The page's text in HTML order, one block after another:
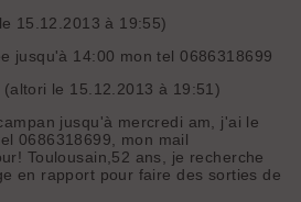
15.12.2013 à 19:55)
jusqu'à 14:00 mon tel 0686318699
(altori le 15.12.2013 à 19:51)
jusqu'à mercredi am, j'ai le
0686318699, mon mail
Toulousain,52 ans, je recherche
en rapport pour faire des sorties de